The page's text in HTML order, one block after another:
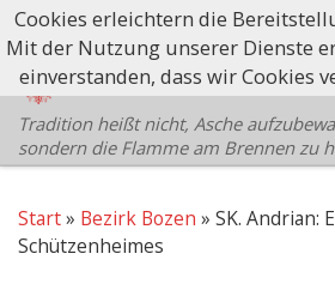
Zum Inhalt springen
Schützenbezirk
Tradition heißt nicht, Asche
sondern die Flamme am Brennen zu
Start» Bezirk Bozen » SK. Andrian:
Schützenheimes
Cookies erleichtern die
Mit der Nutzung unserer Dienste
einverstanden, dass wir Cookies